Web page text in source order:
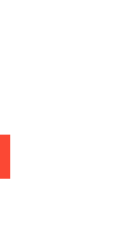
Amalia